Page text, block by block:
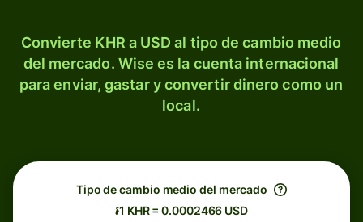
Convierte KHR a USD al tipo de cambio medio
del mercado. Wise es la cuenta internacional
para enviar, gastar y convertir dinero como un
local.
Tipo de cambio medio del mercado
៛1 KHR = 0.0002466 USD